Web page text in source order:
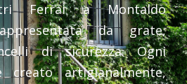
Ferrai a Montaldo
da grate,
di sicurezza. Ogni
creato artigianalmente,